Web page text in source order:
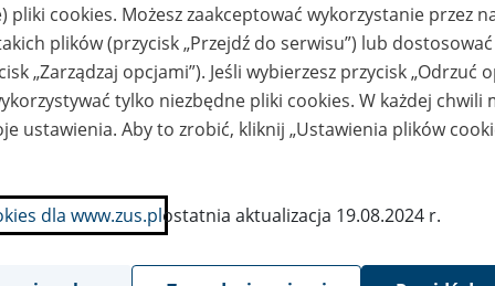
pracy
Miejsce
przechowywania
dokumentów
Nr zespołu akt w
archiwum
państwowym
Daty
Usługowe
POL Tadeusz
POWIERNIK Sp. z o.o.
– Stalowa Wola, ul.
Przemysłowa 13; tel.
pliki cookies. Możesz zaakceptować wykorzystanie przez
plików (przycisk „Przejdź do serwisu”) lub
„Zarządzaj opcjami”). Jeśli wybierzesz przycisk „Odrzuć
tylko niezbędne pliki cookies. W każdej chwili
ustawienia. Aby to zrobić, kliknij „Ustawienia plików
dla www.zus.plostatnia aktualizacja 19.08.2024 r.